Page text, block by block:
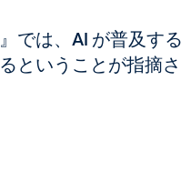
』では、AI が普及する
ということが指摘さ